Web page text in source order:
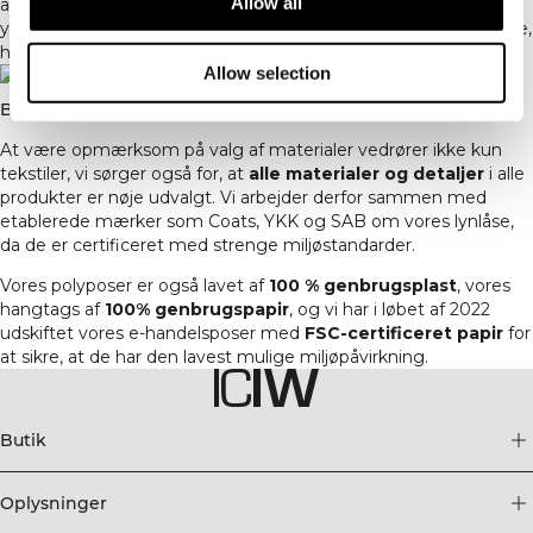
Allow selection
appelsinforbrug. Da det er lavet af affaldsprodukter, er der ikke
yderligere behov for råvareudvinding for at fremstille tekstilerne,
hvilket reducerer deres miljøbelastning betydeligt.
BÆREDYGTIG EMBALLAGE MED MERE
At være opmærksom på valg af materialer vedrører ikke kun
tekstiler, vi sørger også for, at alle materialer og detaljer i alle
produkter er nøje udvalgt. Vi arbejder derfor sammen med
etablerede mærker som Coats, YKK og SAB om vores lynlåse,
da de er certificeret med strenge miljøstandarder.
Vores polyposer er også lavet af 100 % genbrugsplast, vores
hangtags af 100% genbrugspapir, og vi har i løbet af 2022
udskiftet vores e-handelsposer med FSC-certificeret papir for
at sikre, at de har den lavest mulige miljøpåvirkning.
Butik
Oplysninger